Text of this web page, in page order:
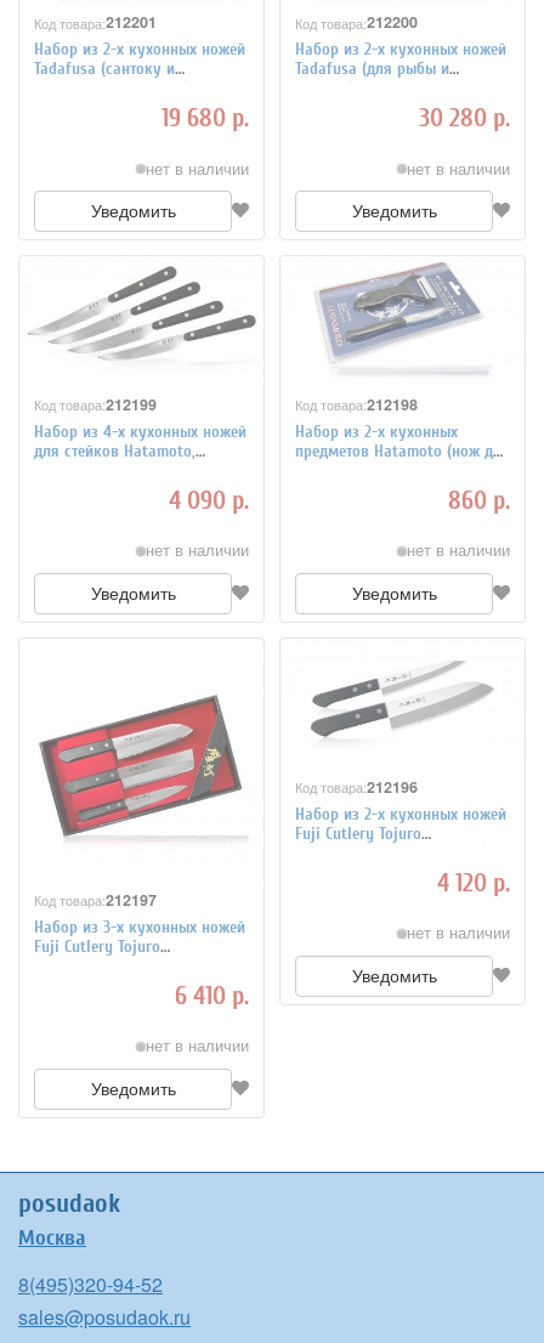
Код товара:212201
Набор из 2-х кухонных ножей
Tadafusa (сантоку и
универсальный мини)
рукоять дерево setC19 680 р.
нет в наличии
Уведомить
Код товара:212200
Набор из 2-х кухонных ножей
Tadafusa (для рыбы и
сантоку) рукоять дерево setB
30 280 р.
нет в наличии
Уведомить
Код товара:212199
Набор из 4-х кухонных ножей
для стейков Hatamoto,
4 090 р.
нет в наличии
Уведомить
Код товара:212198
Набор из 2-х кухонных
предметов Hatamoto (нож для
фруктов и овощечистка)
рукоять ABS пластик H00482
860 р.
нет в наличии
Уведомить
Код товара:212197
Набор из 3-х кухонных ножей
Fuji Cutlery Tojuro
(универсальный, сантоку и
6 410 р.
нет в наличии
Уведомить
Код товара:212196
Набор из 2-х кухонных ножей
Fuji Cutlery Tojuro
(универсальный и сантоку)
рукоять термопластик TJ-
4 120 р.
нет в наличии
Уведомить
posudaok
Москва
8(495)320-94-52
sales@posudaok.ru